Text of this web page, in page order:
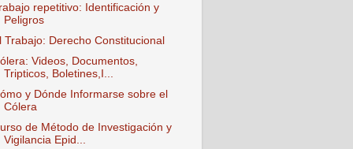
repetitivo: Identificación y
Peligros
Trabajo: Derecho Constitucional
Videos, Documentos,
Tripticos, Boletines,I...
y Dónde Informarse sobre el
Cólera
de Método de Investigación y
Vigilancia Epid...